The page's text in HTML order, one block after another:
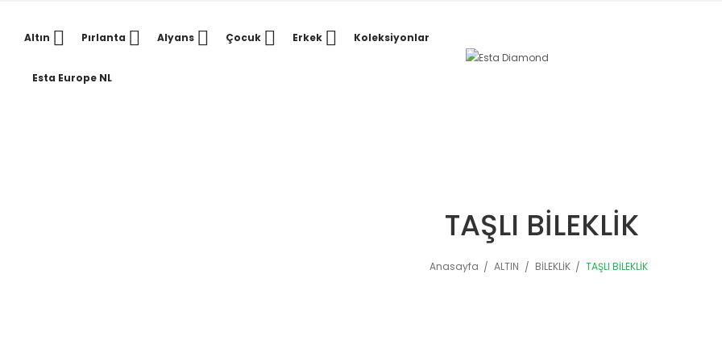
Altın Pırlanta Alyans Çocuk Erkek Koleksiyonlar
Esta Europe NL
TAŞLI BİLEKLİK
Anasayfa ALTIN BİLEKLİK TAŞLI BİLEKLİK